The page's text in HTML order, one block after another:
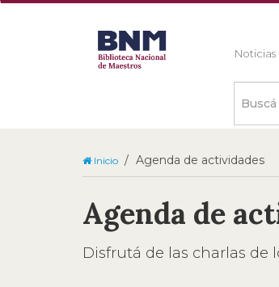
Noticias
Buscá
catálogo
Inicio Agenda de actividades
Agenda de
Disfrutá de las charlas de